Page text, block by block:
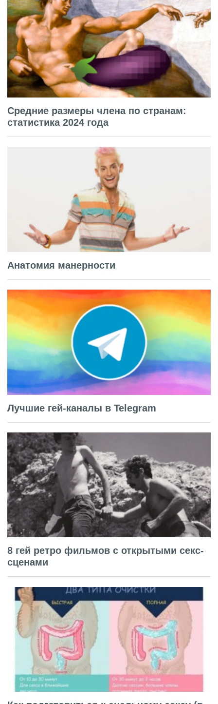
Средние размеры члена по странам:
статистика 2024 года
Анатомия манерности
Лучшие гей-каналы в Telegram
8 гей ретро фильмов с открытыми секс-
сценами